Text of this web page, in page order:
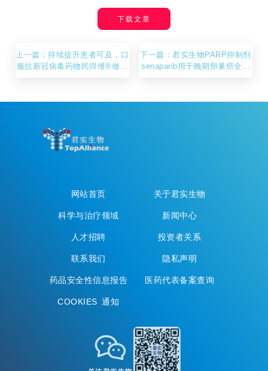
下载文章
上一篇：持续提升患者可及，口
服抗新冠病毒药物民得维®做出
下一篇：君实生物PARP抑制剂
senaparib用于晚期卵巢癌全人
网站首页
关于君实生物
科学与治疗领域
新闻中心
人才招聘
投资者关系
联系我们
隐私声明
药品安全性信息报告
医药代表备案查询
COOKIES 通知